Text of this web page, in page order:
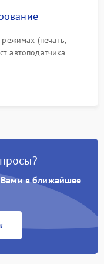
(печать,
автоподатчика
качества отпечатка
запекания
Вами в ближайшее